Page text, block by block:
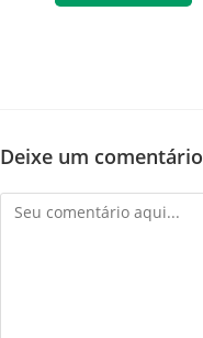
Deixe um comentário